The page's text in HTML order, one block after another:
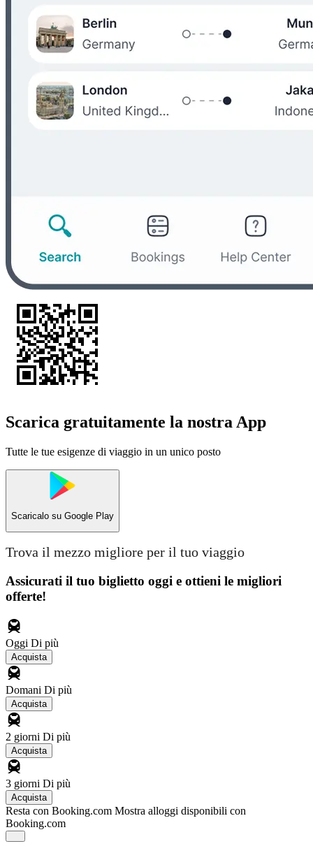
Scarica gratuitamente la nostra App
Tutte le tue esigenze di viaggio in un unico posto
Scaricalo su Google Play
Trova il mezzo migliore per il tuo viaggio
Assicurati il ​​tuo biglietto oggi e ottieni le migliori
offerte!
Oggi Di più
Acquista
Domani Di più
Acquista
2 giorni Di più
Acquista
3 giorni Di più
Acquista
Resta con Booking.com Mostra alloggi disponibili con
Booking.com